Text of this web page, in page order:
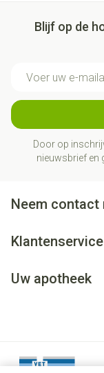
Blijf op de
Door op
nieuwsbrief en
Neem contact
Klantenservice
Uw apotheek